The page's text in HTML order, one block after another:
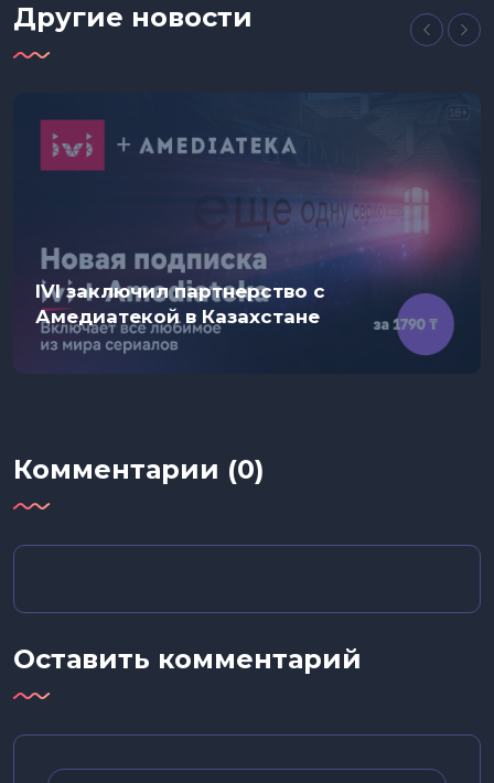
Другие новости
IVI заключил партнерство с
Амедиатекой в Казахстане
Комментарии (0)
Оставить комментарий